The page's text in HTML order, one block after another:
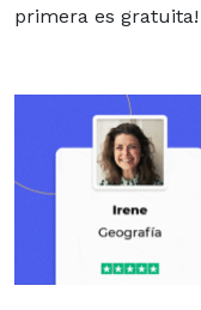
primera es gratuita!